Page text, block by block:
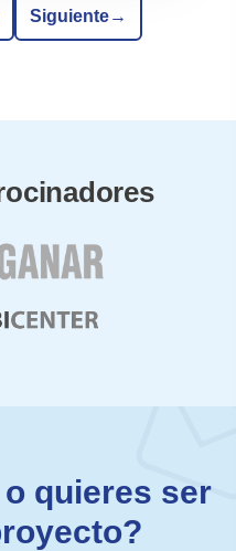
Siguiente→
quieres ser